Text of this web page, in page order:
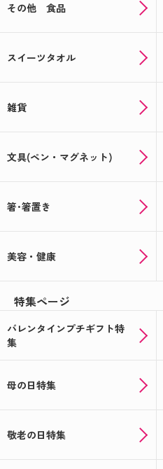
その他 食品
スイーツタオル
雑貨
文具(ペン・マグネット)
箸･箸置き
美容・健康
特集ページ
バレンタインプチギフト特
集
母の日特集
敬老の日特集